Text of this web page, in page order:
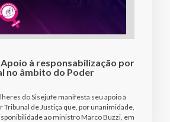
à responsabilização por
no âmbito do Poder
do Sisejufe manifesta seu apoio à
Tribunal de Justiça que, por unanimidade,
ao ministro Marco Buzzi, em